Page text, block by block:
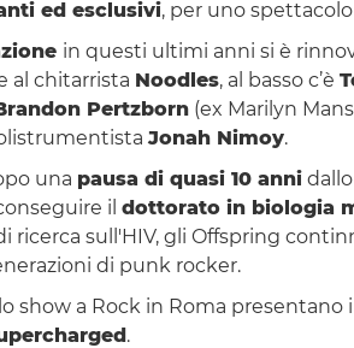
ed esclusivi, per uno
in questi ultimi anni si è
al chitarrista Noodles, al basso c’è
Pertzborn(ex Marilyn
Jonah Nimoy.
una pausa di quasi 10 annidallo
il dottorato in biologia
ricerca sull'HIV, gli Offspring
di punk rocker.
show a Rock in Roma presentano
.